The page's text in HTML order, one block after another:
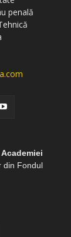
penală
din Fondul